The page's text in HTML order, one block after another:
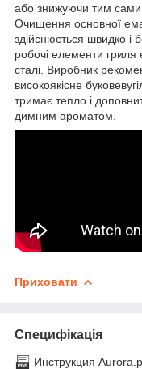
або знижуючи тим
Очищення основної
здійснюється швидко і
робочі елементи гриля
сталі. Виробник
високоякісне
тримає тепло і
димним ароматом.
Приховати
Специфікація
Инструкция